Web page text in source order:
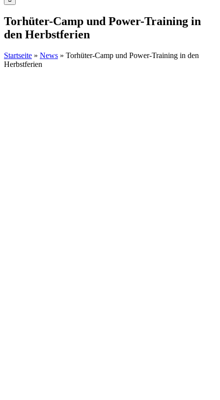
Torhüter-Camp und Power-Training in
den Herbstferien
Startseite » News » Torhüter-Camp und Power-Training in den
Herbstferien